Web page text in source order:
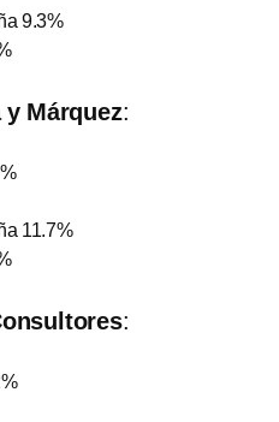
9.3%
y Márquez:
11.7%
: